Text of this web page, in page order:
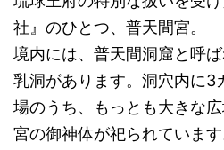
社』のひとつ、普天間宮。
境内には、普天間洞窟と呼
乳洞があります。洞穴内に3
場のうち、もっとも大きな
宮の御神体が祀られています